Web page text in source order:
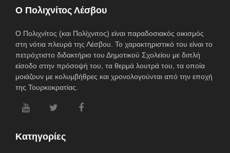
O Πολιχνίτος Λέσβου
Ο Πολιχνίτος (και Πολίχνιτος) είναι παραδοσιακός οικισμός
στη νότια πλευρά της Λέσβου. Το χαρακτηριστικό του είναι το
πετρόχτιστο διδακτήριο του Δημοτικού Σχολείου με διπλή
είσοδο στην πρόσοψή του, τα θερμά λουτρά του, τα οποία
μοιάζουν με κολυμβήθρες και χρονολογούνται από την εποχή
της Τουρκοκρατίας.
Κατηγορίες